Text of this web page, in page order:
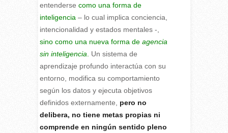
entenderse como una forma de
inteligencia – lo cual implica conciencia,
intencionalidad y estados mentales -,
sino como una nueva forma de agencia
sin inteligencia
Un sistema de
aprendizaje profundo interactúa con su
entorno, modifica su comportamiento
según los datos y ejecuta objetivos
definidos externamente,
pero no
delibera, no tiene metas propias ni
comprende en ningún sentido pleno